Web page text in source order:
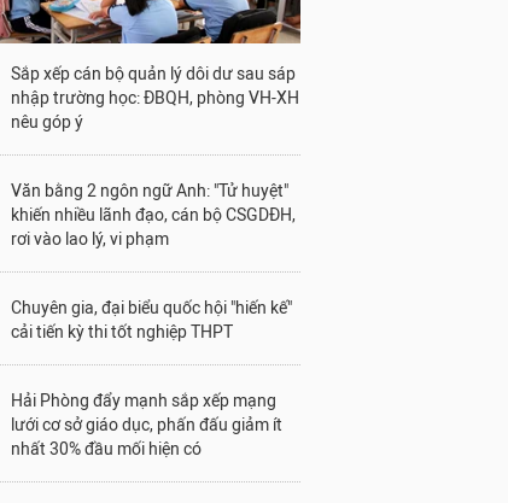
Sắp xếp cán bộ quản lý dôi dư sau sáp
nhập trường học: ĐBQH, phòng VH-XH
nêu góp ý
Văn bằng 2 ngôn ngữ Anh: "Tử huyệt"
khiến nhiều lãnh đạo, cán bộ CSGDĐH,
rơi vào lao lý, vi phạm
Chuyên gia, đại biểu quốc hội "hiến kế"
cải tiến kỳ thi tốt nghiệp THPT
Hải Phòng đẩy mạnh sắp xếp mạng
lưới cơ sở giáo dục, phấn đấu giảm ít
nhất 30% đầu mối hiện có